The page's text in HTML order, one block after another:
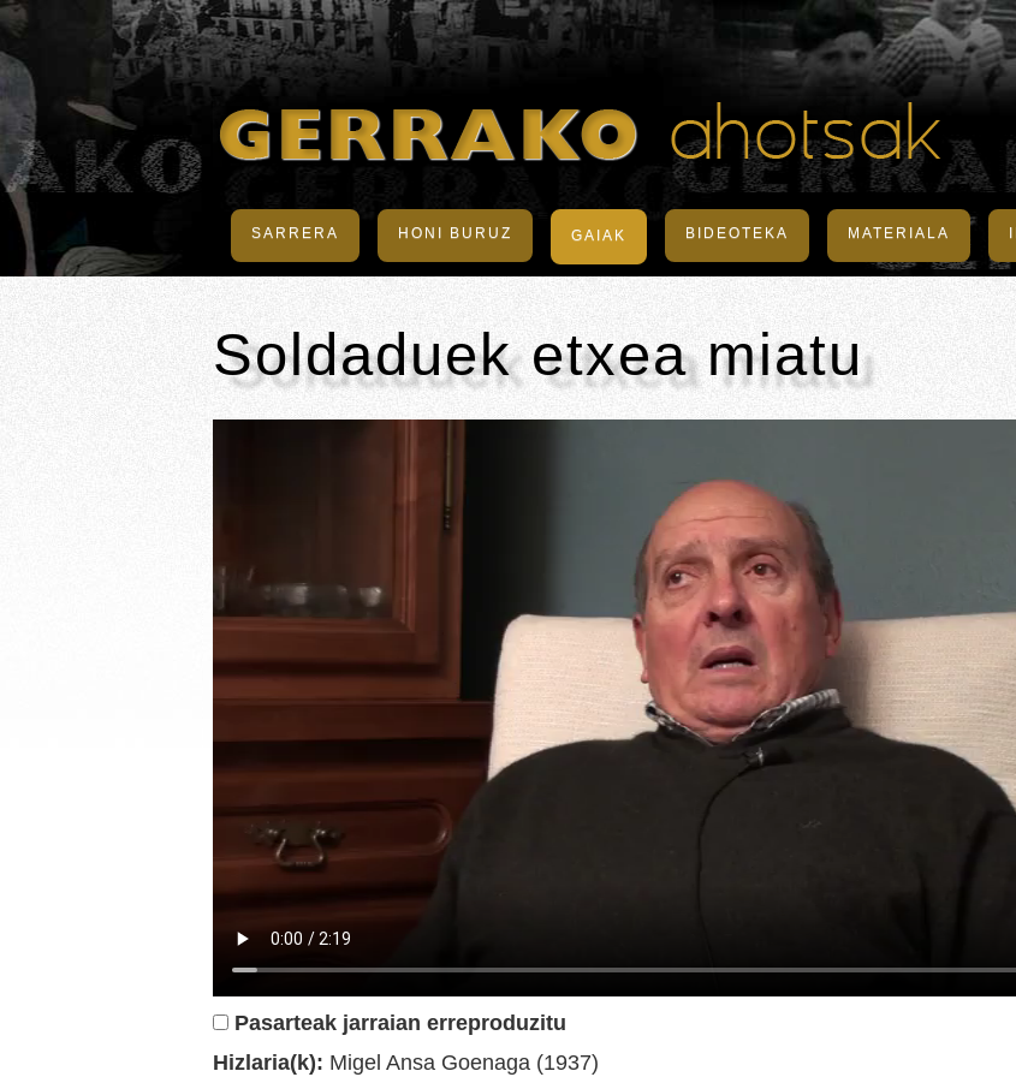
SARRERA HONI BURUZ GAIAK BIDEOTEKA MATERIALA
Soldaduek etxea miatu
Pasarteak jarraian erreproduzitu
Hizlaria(k): Migel Ansa Goenaga (1937)